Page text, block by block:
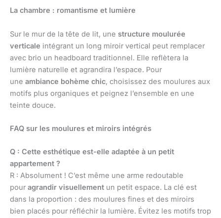
La chambre : romantisme et lumière
Sur le mur de la tête de lit, une structure moulurée
verticale intégrant un long miroir vertical peut remplacer
avec brio un headboard traditionnel. Elle reflètera la
lumière naturelle et agrandira l’espace. Pour
une ambiance bohème chic, choisissez des moulures aux
motifs plus organiques et peignez l’ensemble en une
teinte douce.
FAQ sur les moulures et miroirs intégrés
Q : Cette esthétique est-elle adaptée à un petit
appartement ?
R : Absolument ! C’est même une arme redoutable
pour agrandir visuellement un petit espace. La clé est
dans la proportion : des moulures fines et des miroirs
bien placés pour réfléchir la lumière. Évitez les motifs trop